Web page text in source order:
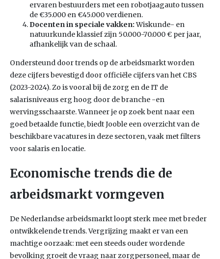
ervaren bestuurders met een robotjaagauto tussen
de €35.000 en €45.000 verdienen.
Docenten in speciale vakken:Wiskunde- en
natuurkunde klassief zijn 50.000-70.000 € per jaar,
afhankelijk van de schaal.
Ondersteund door trends op de arbeidsmarkt worden
deze cijfers bevestigd door officiële cijfers van het CBS
(2023-2024). Zo is vooral bij de zorg en de IT de
salarisniveaus erg hoog door de branche -en
wervingsschaarste. Wanneer je op zoek bent naar een
goed betaalde functie, biedt Jooble een overzicht van de
beschikbare vacatures in deze sectoren, vaak met filters
voor salaris en locatie.
Economische trends die de
arbeidsmarkt vormgeven
De Nederlandse arbeidsmarkt loopt sterk mee met breder
ontwikkelende trends. Vergrijzing maakt er van een
machtige oorzaak: met een steeds ouder wordende
bevolking groeit de vraag naar zorgpersoneel, maar de